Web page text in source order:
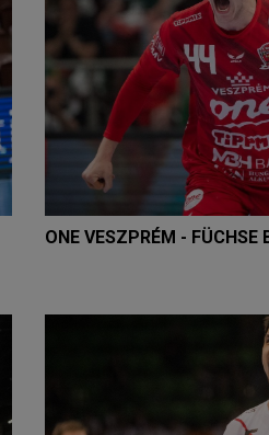
ONE VESZPRÉM - FÜCHSE